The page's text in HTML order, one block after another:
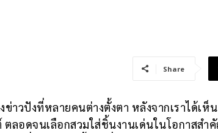
Share
ข่าวปังที่หลายคนต่างตั้งตา หลังจากเราได้เ
ตลอดจนเลือกสวมใส่ชิ้นงานเด่นในโอกาสสำ